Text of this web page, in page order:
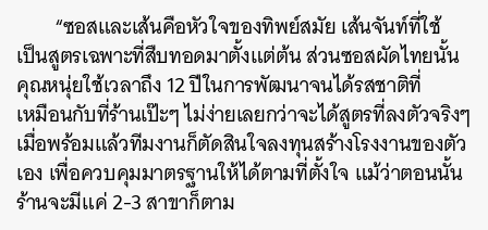
“ซอสและเส้นคือหัวใจของทิพย์สมัย เส้นจันท์ที่ใช้
เป็นสูตรเฉพาะที่สืบทอดมาตั้งแต่ต้น ส่วนซอสผัดไทยนั้น
คุณหนุ่ยใช้เวลาถึง 12 ปีในการพัฒนาจนได้รสชาติที่
เหมือนกับที่ร้านเป๊ะๆ ไม่ง่ายเลยกว่าจะได้สูตรที่ลงตัวจริงๆ
เมื่อพร้อมแล้วทีมงานก็ตัดสินใจลงทุนสร้างโรงงานของตัว
เอง เพื่อควบคุมมาตรฐานให้ได้ตามที่ตั้งใจ แม้ว่าตอนนั้น
ร้านจะมีแค่ 2-3 สาขาก็ตาม